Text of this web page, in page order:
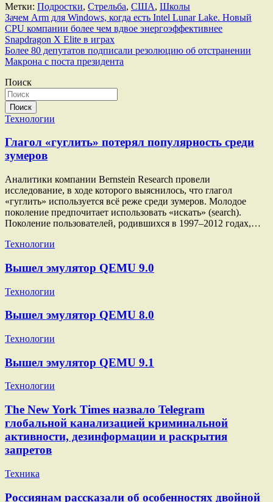
Метки: Подростки, Стрельба, США, Школы
Навигация
по
записям
Зачем Arm для Windows, когда есть Intel Lunar Lake. Новый
CPU компании более чем вдвое энергоэффективнее
Snapdragon X Elite в играх
Более 80 депутатов подписали резолюцию об отстранении
Макрона с поста президента
Поиск
Поиск
Технологии
Глагол «гуглить» потерял популярность среди
зумеров
Аналитики компании Bernstein Research провели
исследование, в ходе которого выяснилось, что глагол
«гуглить» используется всё реже среди зумеров. Молодое
поколение предпочитает использовать «искать» (search).
Поколение пользователей, родившихся в 1997–2012 годах,…
Технологии
Вышел эмулятор QEMU 9.0
Технологии
Вышел эмулятор QEMU 8.0
Технологии
Вышел эмулятор QEMU 9.1
Технологии
The New York Times назвало Telegram
глобальной канализацией криминальной
активности, дезинформации и раскрытия
запретов
Техника
Россиянам рассказали об особенностях двойной